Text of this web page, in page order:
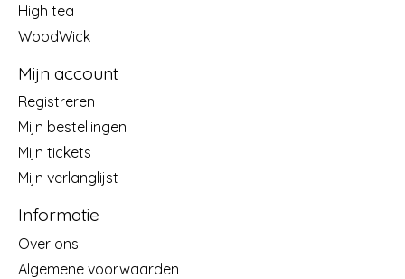
High tea
WoodWick
Mijn account
Registreren
Mijn bestellingen
Mijn tickets
Mijn verlanglijst
Informatie
Over ons
Algemene voorwaarden